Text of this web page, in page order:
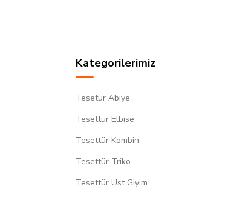
Kategorilerimiz
Tesetür Abiye
Tesettür Elbise
Tesettür Kombin
Tesettür Triko
Tesettür Üst Giyim